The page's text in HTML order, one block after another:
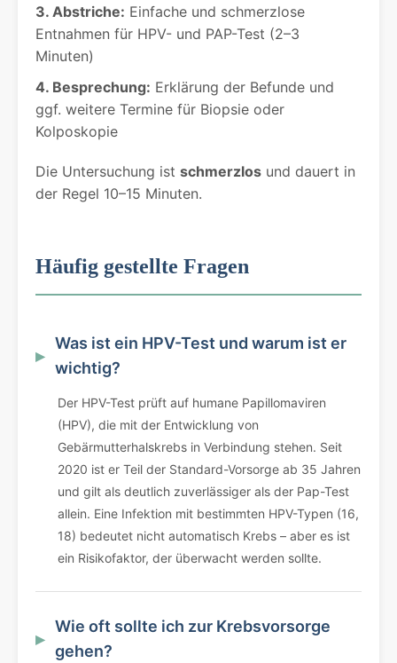
3. Abstriche: Einfache und schmerzlose
Entnahmen für HPV- und PAP-Test (2–3
Minuten)
4. Besprechung: Erklärung der Befunde und
ggf. weitere Termine für Biopsie oder
Kolposkopie
Die Untersuchung ist schmerzlos und dauert in
der Regel 10–15 Minuten.
Häufig gestellte Fragen
Was ist ein HPV-Test und warum ist er
wichtig?
Der HPV-Test prüft auf humane Papillomaviren
(HPV), die mit der Entwicklung von
Gebärmutterhalskrebs in Verbindung stehen. Seit
2020 ist er Teil der Standard-Vorsorge ab 35 Jahren
und gilt als deutlich zuverlässiger als der Pap-Test
allein. Eine Infektion mit bestimmten HPV-Typen (16,
18) bedeutet nicht automatisch Krebs – aber es ist
ein Risikofaktor, der überwacht werden sollte.
Wie oft sollte ich zur Krebsvorsorge
gehen?